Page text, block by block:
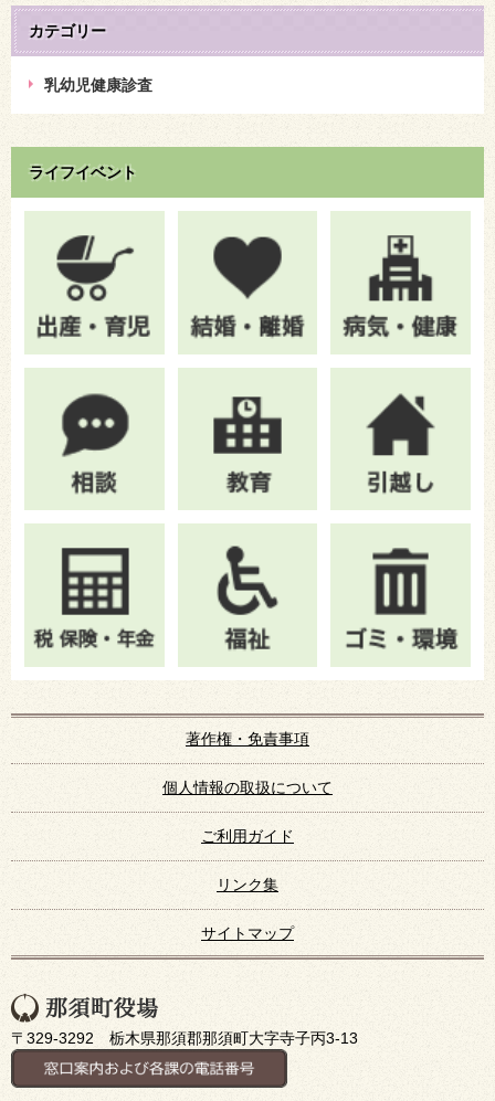
カテゴリー
乳幼児健康診査
ライフイベント
著作権・免責事項
個人情報の取扱について
ご利用ガイド
リンク集
サイトマップ
〒329-3292 栃木県那須郡那須町大字寺子丙3-13